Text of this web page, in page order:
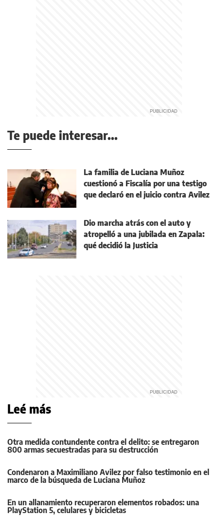
Te puede interesar...
La familia de Luciana Muñoz
cuestionó a Fiscalía por una testigo
que declaró en el juicio contra Avilez
Dio marcha atrás con el auto y
atropelló a una jubilada en Zapala:
qué decidió la Justicia
Leé más
Otra medida contundente contra el delito: se entregaron
800 armas secuestradas para su destrucción
Condenaron a Maximiliano Avilez por falso testimonio en el
marco de la búsqueda de Luciana Muñoz
En un allanamiento recuperaron elementos robados: una
PlayStation 5, celulares y bicicletas